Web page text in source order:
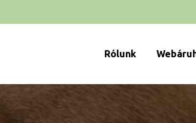
Rólunk